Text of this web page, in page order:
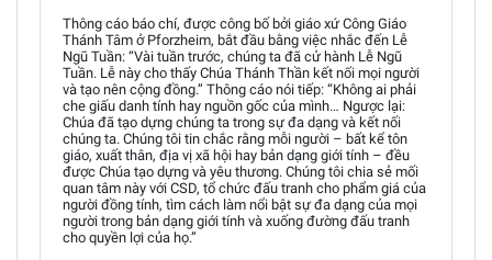
Thông cáo báo chí, được công bố bởi giáo xứ Công Giáo
Thánh Tâm ở Pforzheim, bắt đầu bằng việc nhắc đến Lễ
Ngũ Tuần: “Vài tuần trước, chúng ta đã cử hành Lễ Ngũ
Tuần. Lễ này cho thấy Chúa Thánh Thần kết nối mọi người
và tạo nên cộng đồng.” Thông cáo nói tiếp: “Không ai phải
che giấu danh tính hay nguồn gốc của mình… Ngược lại:
Chúa đã tạo dựng chúng ta trong sự đa dạng và kết nối
chúng ta. Chúng tôi tin chắc rằng mỗi người – bất kể tôn
giáo, xuất thân, địa vị xã hội hay bản dạng giới tính – đều
được Chúa tạo dựng và yêu thương. Chúng tôi chia sẻ mối
quan tâm này với CSD, tổ chức đấu tranh cho phẩm giá của
người đồng tính, tìm cách làm nổi bật sự đa dạng của mọi
người trong bản dạng giới tính và xuống đường đấu tranh
cho quyền lợi của họ.”